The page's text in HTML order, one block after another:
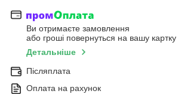
Ви отримаєте замовлення
або гроші повернуться на вашу картку
Детальніше
Післяплата
Оплата на рахунок